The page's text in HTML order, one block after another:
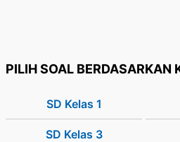
PILIH SOAL BERDASARKAN
SD Kelas 1
SD Kelas 3